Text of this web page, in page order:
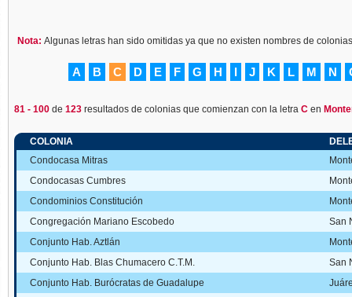
Nota: Algunas letras han sido omitidas ya que no existen nombres de
A B C D E F G H I J K L M N
81 - 100 de 123 resultados de colonias que comienzan con la letra C en
COLONIA
Condocasa Mitras
Condocasas Cumbres
Condominios Constitución
Congregación Mariano Escobedo
San
Conjunto Hab. Aztlán
Conjunto Hab. Blas Chumacero C.T.M.
San
Conjunto Hab. Burócratas de Guadalupe